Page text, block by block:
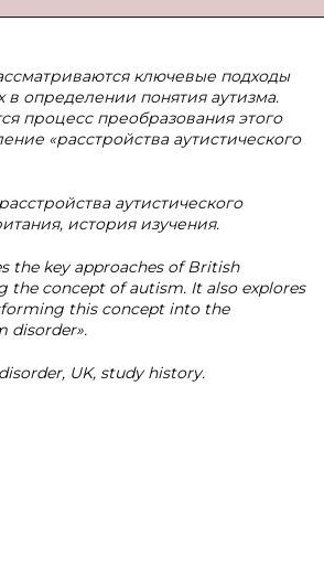
ключевые подходы
в определении понятия аутизма.
процесс преобразования этого
«расстройства аутистического
аутистического
история изучения.
the key approaches of British
the concept of autism. It also explores
this concept into the
disorder».
UK, study history.